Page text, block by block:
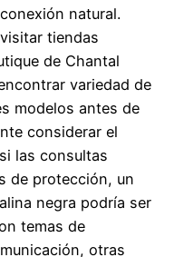
natural.
tiendas
de Chantal
variedad de
modelos antes de
considerar el
las consultas
de protección, un
negra podría ser
temas de
otras